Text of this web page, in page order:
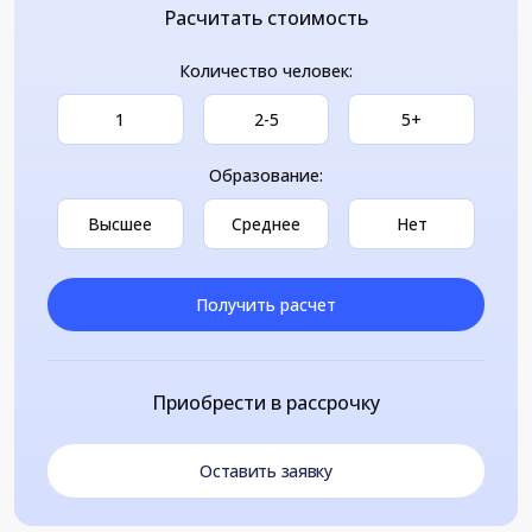
Расчитать стоимость
Количество человек:
1 2-5 5+
Образование:
Высшее Среднее Нет
Получить расчет
Приобрести в рассрочку
Оставить заявку